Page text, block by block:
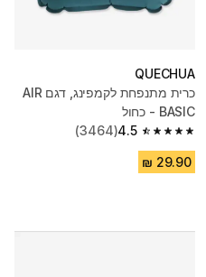
QUECHUA
כרית מתנפחת לקמפינג, דגם AIR
BASIC - כחול
4.5
4.5 out of 5 stars from 3464 reviews
(3464)